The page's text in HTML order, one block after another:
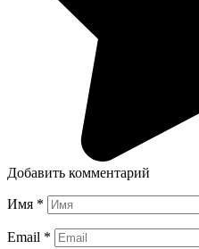
Добавить комментарий
Имя *
Email *